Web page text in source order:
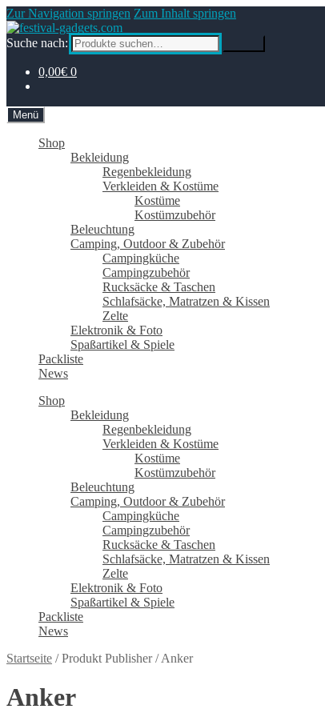
Zur Navigation springen Zum Inhalt springen
Suche nach:
0,00€ 0
Menü
Shop
Bekleidung
Regenbekleidung
Verkleiden & Kostüme
Kostüme
Kostümzubehör
Beleuchtung
Camping, Outdoor & Zubehör
Campingküche
Campingzubehör
Rucksäcke & Taschen
Schlafsäcke, Matratzen & Kissen
Zelte
Elektronik & Foto
Spaßartikel & Spiele
Packliste
News
Shop
Bekleidung
Regenbekleidung
Verkleiden & Kostüme
Kostüme
Kostümzubehör
Beleuchtung
Camping, Outdoor & Zubehör
Campingküche
Campingzubehör
Rucksäcke & Taschen
Schlafsäcke, Matratzen & Kissen
Zelte
Elektronik & Foto
Spaßartikel & Spiele
Packliste
News
Startseite /Produkt Publisher/Anker
Anker